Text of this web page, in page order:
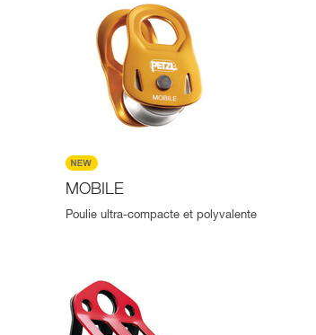
MOBILE
Poulie ultra-compacte et polyvalente